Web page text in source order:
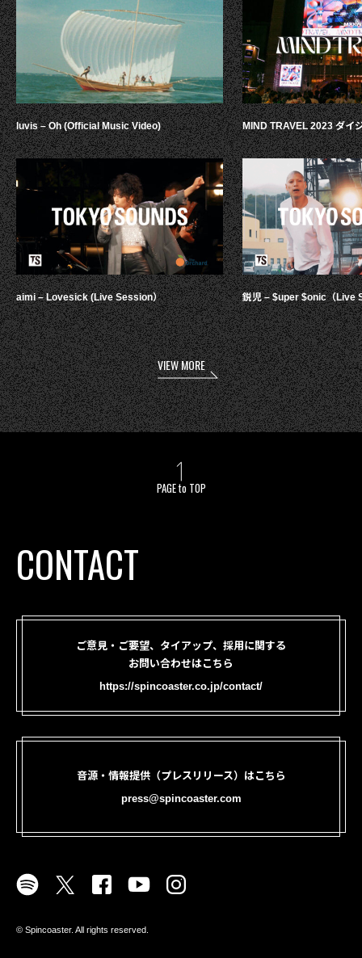
luvis – Oh (Official Music Video)
aimi – Lovesick (Live Session）
MIND TRAVEL 2023 ダイ
鋭児 – $uper $onic（Live
VIEW MORE
PAGE to TOP
CONTACT
ご意見・ご要望、タイアップ、採用に関する
お問い合わせはこちら
https://spincoaster.co.jp/contact/
音源・情報提供（プレスリリース）はこちら
press@spincoaster.com
©︎ Spincoaster. All rights reserved.